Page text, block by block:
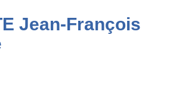
Jean-François